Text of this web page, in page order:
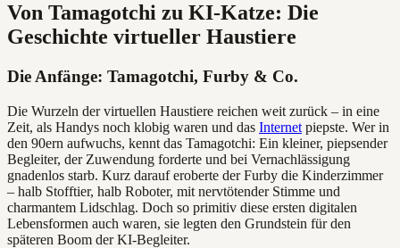
Von Tamagotchi zu KI-Katze: Die
Geschichte virtueller Haustiere
Die Anfänge: Tamagotchi, Furby & Co.
Die Wurzeln der virtuellen Haustiere reichen weit zurück – in eine
Zeit, als Handys noch klobig waren und das Internet piepste. Wer in
den 90ern aufwuchs, kennt das Tamagotchi: Ein kleiner, piepsender
Begleiter, der Zuwendung forderte und bei Vernachlässigung
gnadenlos starb. Kurz darauf eroberte der Furby die Kinderzimmer
– halb Stofftier, halb Roboter, mit nervtötender Stimme und
charmantem Lidschlag. Doch so primitiv diese ersten digitalen
Lebensformen auch waren, sie legten den Grundstein für den
späteren Boom der KI-Begleiter.